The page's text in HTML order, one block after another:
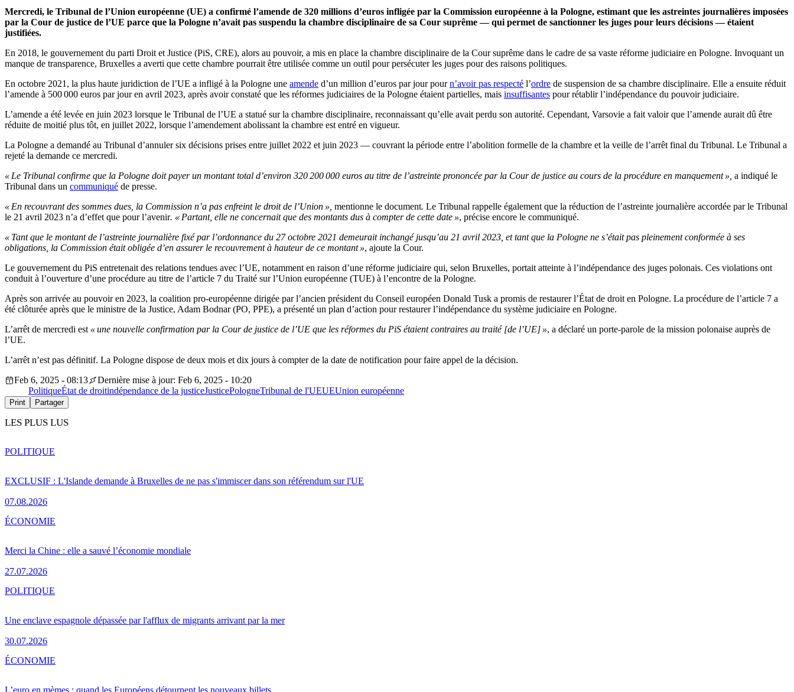
Mercredi, le Tribunal de l’Union européenne (UE) a confirmé l’amende de 320 millions d’euros infligée par la Commission européenne à la Pologne, estimant que les astreintes journalières imposées
par la Cour de justice de l’UE parce que la Pologne n’avait pas suspendu la chambre disciplinaire de sa Cour suprême — qui permet de sanctionner les juges pour leurs décisions — étaient
justifiées.
En 2018, le gouvernement du parti Droit et Justice (PiS, CRE), alors au pouvoir, a mis en place la chambre disciplinaire de la Cour suprême dans le cadre de sa vaste réforme judiciaire en Pologne. Invoquant un
manque de transparence, Bruxelles a averti que cette chambre pourrait être utilisée comme un outil pour persécuter les juges pour des raisons politiques.
En octobre 2021, la plus haute juridiction de l’UE a infligé à la Pologne une amende d’un million d’euros par jour pourn’avoir pas respecté l’ordre de suspension de sa chambre disciplinaire. Elle a ensuite réduit
l’amende à 500 000 euros par jour en avril 2023, après avoir constaté que les réformes judiciaires de la Pologne étaient partielles, mais insuffisantes pour rétablir l’indépendance du pouvoir judiciaire.
L’amende a été levée en juin 2023 lorsque le Tribunal de l’UE a statué sur la chambre disciplinaire, reconnaissant qu’elle avait perdu son autorité. Cependant, Varsovie a fait valoir que l’amende aurait dû être
réduite de moitié plus tôt, en juillet 2022, lorsque l’amendement abolissant la chambre est entré en vigueur.
La Pologne a demandé au Tribunal d’annuler six décisions prises entre juillet 2022 et juin 2023 — couvrant la période entre l’abolition formelle de la chambre et la veille de l’arrêt final du Tribunal. Le Tribunal a
rejeté la demande ce mercredi.
« Le Tribunal confirme que la Pologne doit payer un montant total d’environ 320 200 000 euros au titre de l’astreinte prononcée par la Cour de justice au cours de la procédure en manquement », a indiqué le
Tribunal dans un communiqué de presse.
« En recouvrant des sommes dues, la Commission n’a pas enfreint le droit de l’Union », mentionne le document. Le Tribunal rappelle également que la réduction de l’astreinte journalière accordée par le Tribunal
le 21 avril 2023 n’a d’effet que pour l’avenir. « Partant, elle ne concernait que des montants dus à compter de cette date », précise encore le communiqué.
« Tant que le montant de l’astreinte journalière fixé par l’ordonnance du 27 octobre 2021 demeurait inchangé jusqu’au 21 avril 2023, et tant que la Pologne ne s’était pas pleinement conformée à ses
obligations, la Commission était obligée d’en assurer le recouvrement à hauteur de ce montant », ajoute la Cour.
Le gouvernement du PiS entretenait des relations tendues avec l’UE, notamment en raison d’une réforme judiciaire qui, selon Bruxelles, portait atteinte à l’indépendance des juges polonais. Ces violations ont
conduit à l’ouverture d’une procédure au titre de l’article 7 du Traité sur l’Union européenne (TUE) à l’encontre de la Pologne.
Après son arrivée au pouvoir en 2023, la coalition pro-européenne dirigée par l’ancien président du Conseil européen Donald Tusk a promis de restaurer l’État de droit en Pologne. La procédure de l’article 7 a
été clôturée après que le ministre de la Justice, Adam Bodnar (PO, PPE), a présenté un plan d’action pour restaurer l’indépendance du système judiciaire en Pologne.
L’arrêt de mercredi est « une nouvelle confirmation par la Cour de justice de l’UE que les réformes du PiS étaient contraires au traité [de l’UE] », a déclaré un porte-parole de la mission polonaise auprès de
l’UE.
L’arrêt n’est pas définitif. La Pologne dispose de deux mois et dix jours à compter de la date de notification pour faire appel de la décision.
Feb 6, 2025 - 08:13
Dernière mise à jour: Feb 6, 2025 - 10:20
PolitiqueÉtat de droitindépendance de la justiceJusticePologneTribunal de l'UEUEUnion européenne
Print Partager
LES PLUS LUS
EXCLUSIF : L'Islande demande à Bruxelles de ne pas s'immiscer dans son référendum sur l'UE
07.08.2026
POLITIQUE
Merci la Chine : elle a sauvé l’économie mondiale
27.07.2026
ÉCONOMIE
Une enclave espagnole dépassée par l'afflux de migrants arrivant par la mer
30.07.2026
POLITIQUE
L’euro en mèmes : quand les Européens détournent les nouveaux billets
ÉCONOMIE